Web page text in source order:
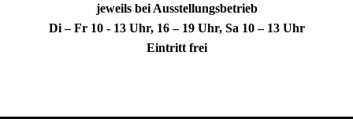
jeweils bei Ausstellungsbetrieb
Di – Fr 10 - 13 Uhr, 16 – 19 Uhr, Sa 10 – 13 Uhr
Eintritt frei